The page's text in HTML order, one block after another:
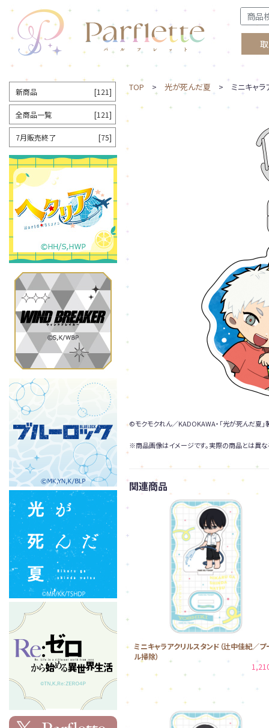
TOP > 光が死んだ夏 > ミニキャラ
©モクモクれん／KADOKAWA・「光が死んだ夏
※商品画像はイメージです。実際の商品とは異な
関連商品
ミニキャラアクリルスタンド（辻中佳紀／プ
ル掃除）
新商品 [121]
全商品一覧 [121]
7月販売終了 [75]